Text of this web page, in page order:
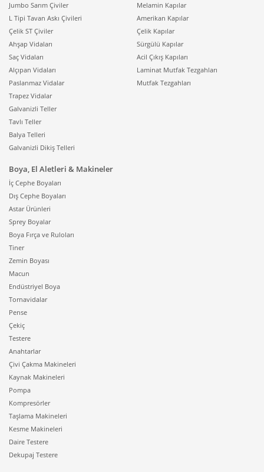
Jumbo Sarım Çiviler
L Tipi Tavan Askı Çivileri
Çelik ST Çiviler
Ahşap Vidaları
Saç Vidaları
Alçıpan Vidaları
Paslanmaz Vidalar
Trapez Vidalar
Galvanizli Teller
Tavlı Teller
Balya Telleri
Galvanizli Dikiş Telleri
Melamin Kapılar
Amerikan Kapılar
Çelik Kapılar
Sürgülü Kapılar
Acil Çıkış Kapıları
Laminat Mutfak Tezgahları
Mutfak Tezgahları
Boya, El Aletleri & Makineler
İç Cephe Boyaları
Dış Cephe Boyaları
Astar Ürünleri
Sprey Boyalar
Boya Fırça ve Ruloları
Tiner
Zemin Boyası
Macun
Endüstriyel Boya
Tornavidalar
Pense
Çekiç
Testere
Anahtarlar
Çivi Çakma Makineleri
Kaynak Makineleri
Pompa
Kompresörler
Taşlama Makineleri
Kesme Makineleri
Daire Testere
Dekupaj Testere